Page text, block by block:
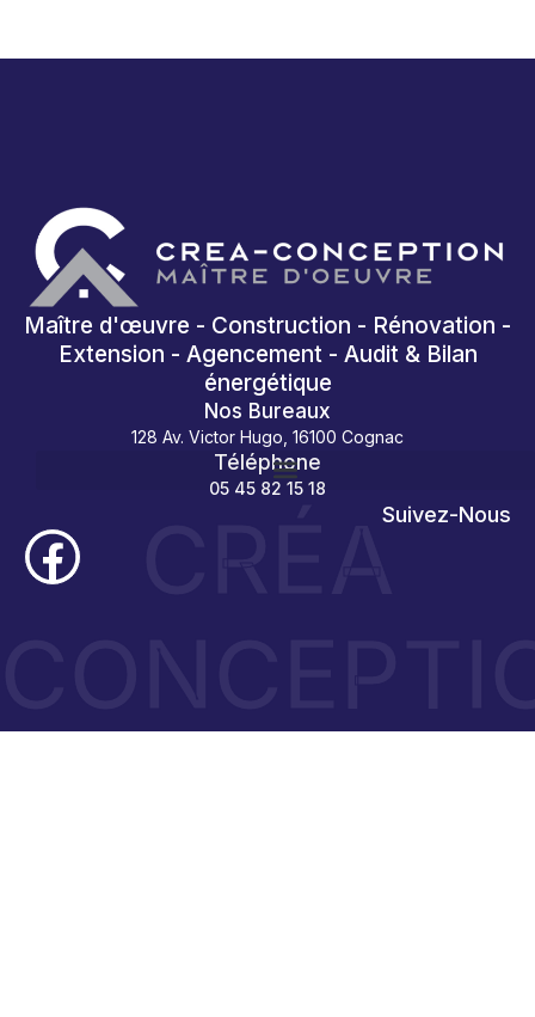
Maître d'œuvre - Construction - Rénovation -
Extension - Agencement - Audit & Bilan
énergétique
Nos Bureaux
128 Av. Victor Hugo, 16100 Cognac
Téléphone
05 45 82 15 18
Suivez-Nous
CRÉA